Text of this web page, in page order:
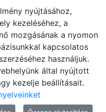
NEPTUN
E-learning
nyújtásához,
kezeléséhez, a
mozgásának a nyomon
kapcsolatos
használjuk.
által nyújtott
kezelje beállításait.